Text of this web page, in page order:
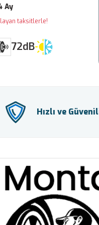
Ay
taksitlerle!
72dB
Hızlı ve